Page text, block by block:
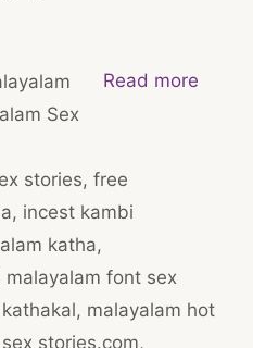
Read more
Sex
stories,free
, incest kambi
katha,
malayalam font sex
, malayalam hot
stories.com,